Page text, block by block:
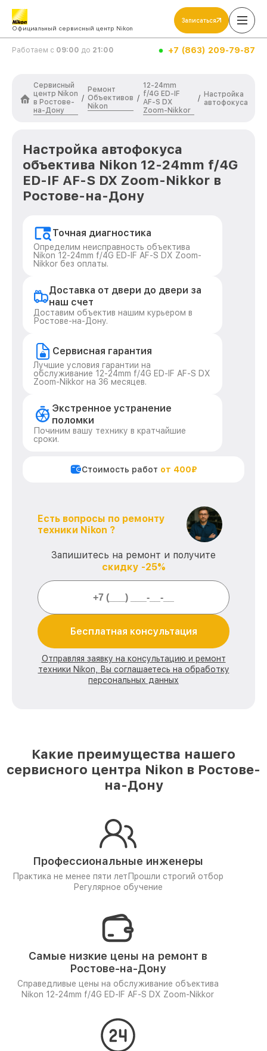
Официальный сервисный центр Nikon
Записаться
Работаем с 09:00 до 21:00 +7 (863) 209-79-87
Сервисный
центр Nikon
в Ростове-
на-Дону
/
Ремонт
Объективов
Nikon
/
12-24mm
f/4G ED-IF
AF-S DX
Zoom-Nikkor
/ Настройка
автофокуса
Настройка автофокуса
объектива Nikon 12-24mm f/4G
ED-IF AF-S DX Zoom-Nikkor в
Ростове-на-Дону
Точная диагностика
Определим неисправность объектива
Nikon 12-24mm f/4G ED-IF AF-S DX Zoom-
Nikkor без оплаты.
Доставка от двери до двери за
наш счет
Доставим объектив нашим курьером в
Ростове-на-Дону.
Сервисная гарантия
Лучшие условия гарантии на
обслуживание 12-24mm f/4G ED-IF AF-S DX
Zoom-Nikkor на 36 месяцев.
Экстренное устранение
поломки
Починим вашу технику в кратчайшие
сроки.
Стоимость работ от 400₽
Есть вопросы по ремонту
техники Nikon ?
Запишитесь на ремонт и получите
скидку -25%
Бесплатная консультация
Отправляя заявку на консультацию и ремонт
техники Nikon, Вы соглашаетесь на обработку
персональных данных
Какие преимущества нашего
сервисного центра Nikon в Ростове-
на-Дону
Профессиональные инженеры
Практика не менее пяти лет Прошли строгий отбор
Регулярное обучение
Самые низкие цены на ремонт в
Ростове-на-Дону
Справедливые цены на обслуживание объектива
Nikon 12-24mm f/4G ED-IF AF-S DX Zoom-Nikkor